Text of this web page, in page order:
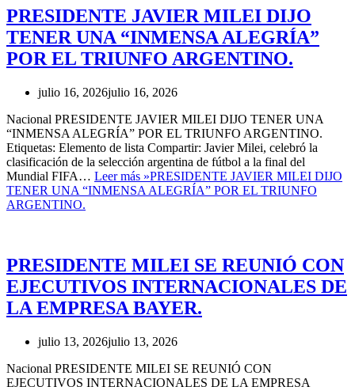
PRESIDENTE JAVIER MILEI DIJO
TENER UNA “INMENSA ALEGRÍA”
POR EL TRIUNFO ARGENTINO.
julio 16, 2026julio 16, 2026
Nacional PRESIDENTE JAVIER MILEI DIJO TENER UNA
“INMENSA ALEGRÍA” POR EL TRIUNFO ARGENTINO.
Etiquetas: Elemento de lista Compartir: Javier Milei, celebró la
clasificación de la selección argentina de fútbol a la final del
Mundial FIFA… Leer más »PRESIDENTE JAVIER MILEI DIJO
TENER UNA “INMENSA ALEGRÍA” POR EL TRIUNFO
ARGENTINO.
PRESIDENTE MILEI SE REUNIÓ CON
EJECUTIVOS INTERNACIONALES DE
LA EMPRESA BAYER.
julio 13, 2026julio 13, 2026
Nacional PRESIDENTE MILEI SE REUNIÓ CON
EJECUTIVOS INTERNACIONALES DE LA EMPRESA